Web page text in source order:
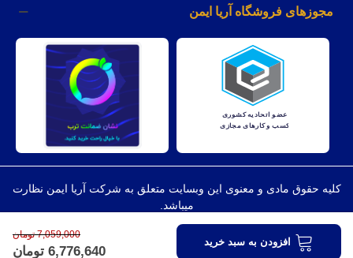
7,059,000 تومان
6,776,640 تومان
افزودن به سبد خرید
مجوزهای فروشگاه آریا ایمن
کليه حقوق مادی و معنوی اين وبسايت متعلق به شرکت آریا ایمن نظارت
میباشد.